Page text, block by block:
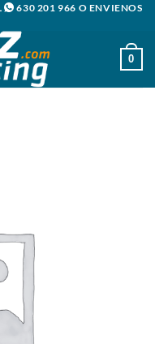
630 201 966 O ENVIENOS
0